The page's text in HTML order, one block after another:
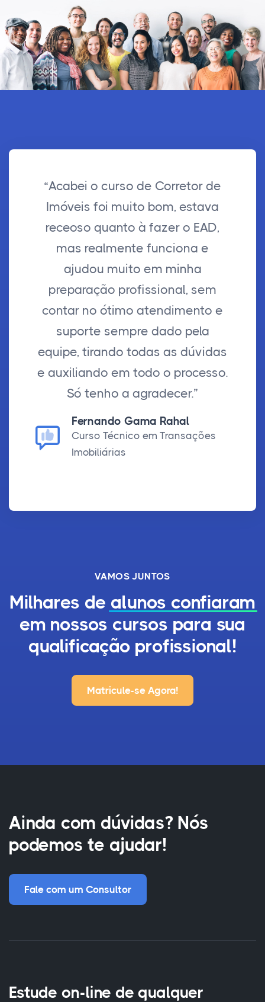
“Acabei o curso de Corretor de
Imóveis foi muito bom, estava
receoso quanto à fazer o EAD,
mas realmente funciona e
ajudou muito em minha
preparação profissional, sem
contar no ótimo atendimento e
suporte sempre dado pela
equipe, tirando todas as dúvidas
e auxiliando em todo o processo.
Só tenho a agradecer.”
Fernando Gama Rahal
Curso Técnico em Transações
Imobiliárias
VAMOS JUNTOS
Milhares de alunos confiaram
em nossos cursos para sua
qualificação profissional!
Matricule-se Agora!
Ainda com dúvidas? Nós
podemos te ajudar!
Fale com um Consultor
Estude on-line de qualquer